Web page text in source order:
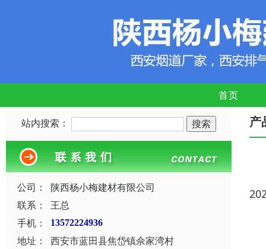
首页
站内搜索：
公司：
陕西杨小梅建材有限公司
联系：
王总
手机：
13572224936
地址：
西安市蓝田县焦岱镇佘家湾村
产